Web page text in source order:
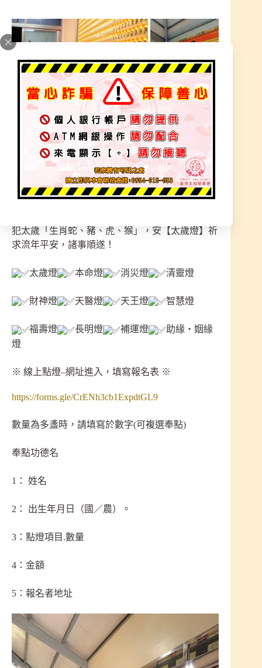
※ 〔加入 LINE官方〕可私訊 服務人員報名
-搜尋ID – @680iumri
網址點進去私訊詢問
太歲者，主宰一歲之尊神。凡吉事勿沖之，凶事勿
犯太歲「生肖蛇、豬、虎、猴」，安【太歲燈】祈
求流年平安，諸事順遂！
太歲燈 本命燈 消災燈 清靈燈
財神燈 天醫燈 天王燈 智慧燈
福壽燈 長明燈 補運燈
助緣‧姻緣
燈
※ 線上點燈–網址進入，填寫報名表 ※
https://forms.gle/CrENh3cb1ExpdtGL9
數量為多盞時，請填寫於數字(可複選奉點)
奉點功德名
1： 姓名
2： 出生年月日（國／農）。
3：點燈項目.數量
4：金額
5：報名者地址